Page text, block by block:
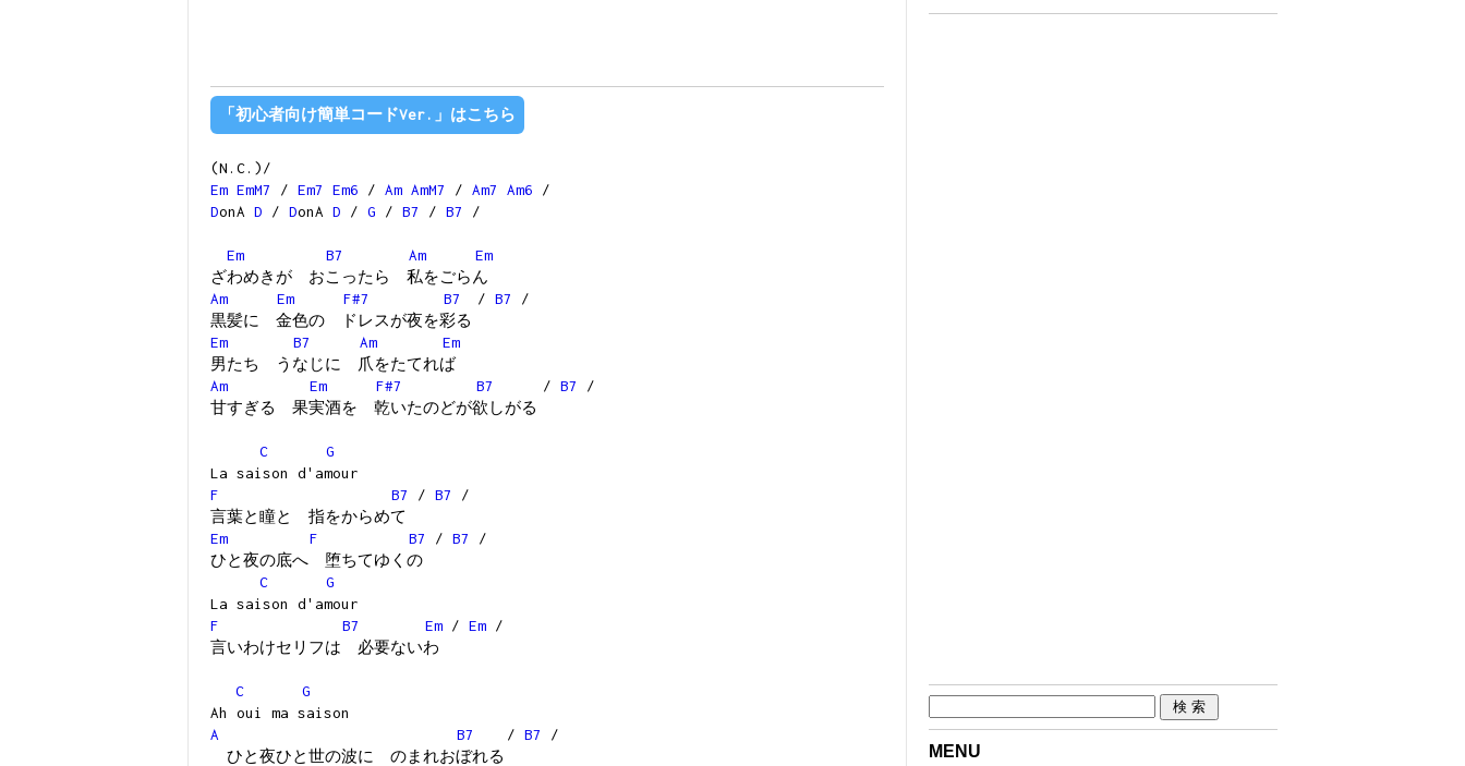
「初心者向け簡単コードVer.」はこちら
(N.C.)/
Em EmM7 / Em7 Em6 / Am AmM7 / Am7 Am6 /
DonA D / DonA D / G / B7 / B7 /
Em B7 Am
Em
ざわめきが おこったら 私をごらん
Am
Em F#7 B7 / B7
/
黒髪に 金色の ドレスが夜を彩る
Em
B7 Am
Em
男たち うなじに 爪をたてれば
Am
Em F#7 B7 / B7
/
甘すぎる 果実酒を 乾いたのどが欲しがる
C
G
La saison d'amour
F
B7 / B7
/
言葉と瞳と 指をからめて
Em
F B7 / B7
/
ひと夜の底へ 堕ちてゆくの
C
G
La saison d'amour
F
B7 Em / Em /
言いわけセリフは 必要ないわ
C
G
Ah oui ma saison
A
B7 / B7
/
ひと夜ひと世の波に のまれおぼれる
MENU